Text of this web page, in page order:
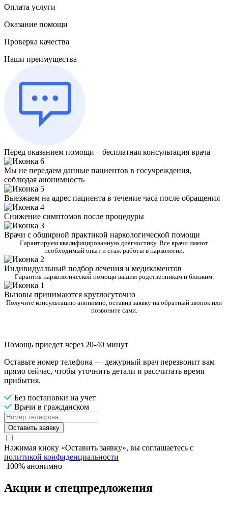
Оплата услуги
Оказание помощи
Проверка качества
Наши преимущества
Перед оказанием помощи – бесплатная консультация врача
Мы не передаем данные пациентов в госучреждения,
соблюдая анонимность
Выезжаем на адрес пациента в течение часа после обращения
Снижение симптомов после процедуры
Врачи с обширной практикой наркологической помощи
Гарантируем квалифицированную диагностику. Все врачи имеют
необходимый опыт и стаж работы в наркологии.
Индивидуальный подбор лечения и медикаментов
Гарантия наркологической помощи вашим родственникам и близким.
Вызовы принимаются круглосуточно
Получите консультацию анонимно, оставив заявку на обратный звонок или
позвоните сами.
Помощь приедет через 20-40 минут
Оставьте номер телефона — дежурный врач перезвонит вам
прямо сейчас, чтобы уточнить детали и рассчитать время
прибытия.
Без постановки на учет
Врачи в гражданском
Оставить заявку
Нажимая кноку «Оставить заявку», вы соглашаетесь с
политикой конфиденциальности
100% анонимно
Акции и спецпредложения